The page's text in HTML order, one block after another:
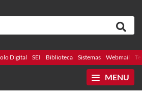
Digital SEI Biblioteca Sistemas Webmail
MENU